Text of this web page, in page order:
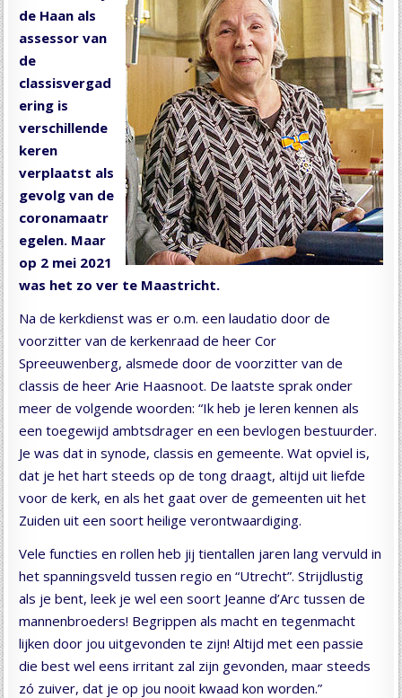
de Haan als
assessor van
de
classisvergad
ering is
verschillende
keren
verplaatst als
gevolg van de
coronamaatr
egelen. Maar
op 2 mei 2021
was het zo ver te Maastricht.
Na de kerkdienst was er o.m. een laudatio door de
voorzitter van de kerkenraad de heer Cor
Spreeuwenberg, alsmede door de voorzitter van de
classis de heer Arie Haasnoot. De laatste sprak onder
meer de volgende woorden: “Ik heb je leren kennen als
een toegewijd ambtsdrager en een bevlogen bestuurder.
Je was dat in synode, classis en gemeente. Wat opviel is,
dat je het hart steeds op de tong draagt, altijd uit liefde
voor de kerk, en als het gaat over de gemeenten uit het
Zuiden uit een soort heilige verontwaardiging.
Vele functies en rollen heb jij tientallen jaren lang vervuld in
het spanningsveld tussen regio en “Utrecht”. Strijdlustig
als je bent, leek je wel een soort Jeanne d’Arc tussen de
mannenbroeders! Begrippen als macht en tegenmacht
lijken door jou uitgevonden te zijn! Altijd met een passie
die best wel eens irritant zal zijn gevonden, maar steeds
zó zuiver, dat je op jou nooit kwaad kon worden.”